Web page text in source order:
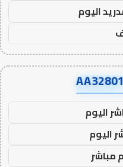
اليوم
اليوم
اليوم
مباشر